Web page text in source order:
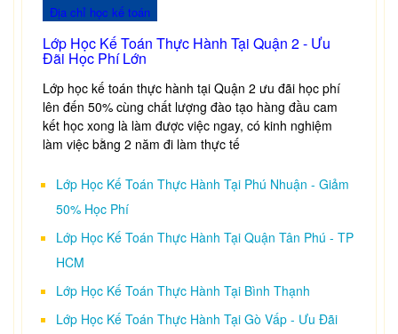
Địa chỉ học kế toán
Lớp Học Kế Toán Thực Hành Tại Quận 2 - Ưu
Đãi Học Phí Lớn
Lớp học kế toán thực hành tại Quận 2 ưu đãi học phí
lên đến 50% cùng chất lượng đào tạo hàng đầu cam
kết học xong là làm được việc ngay, có kinh nghiệm
làm việc bằng 2 năm đi làm thực tế
Lớp Học Kế Toán Thực Hành Tại Phú Nhuận - Giảm
50% Học Phí
Lớp Học Kế Toán Thực Hành Tại Quận Tân Phú - TP
HCM
Lớp Học Kế Toán Thực Hành Tại Bình Thạnh
Lớp Học Kế Toán Thực Hành Tại Gò Vấp - Ưu Đãi